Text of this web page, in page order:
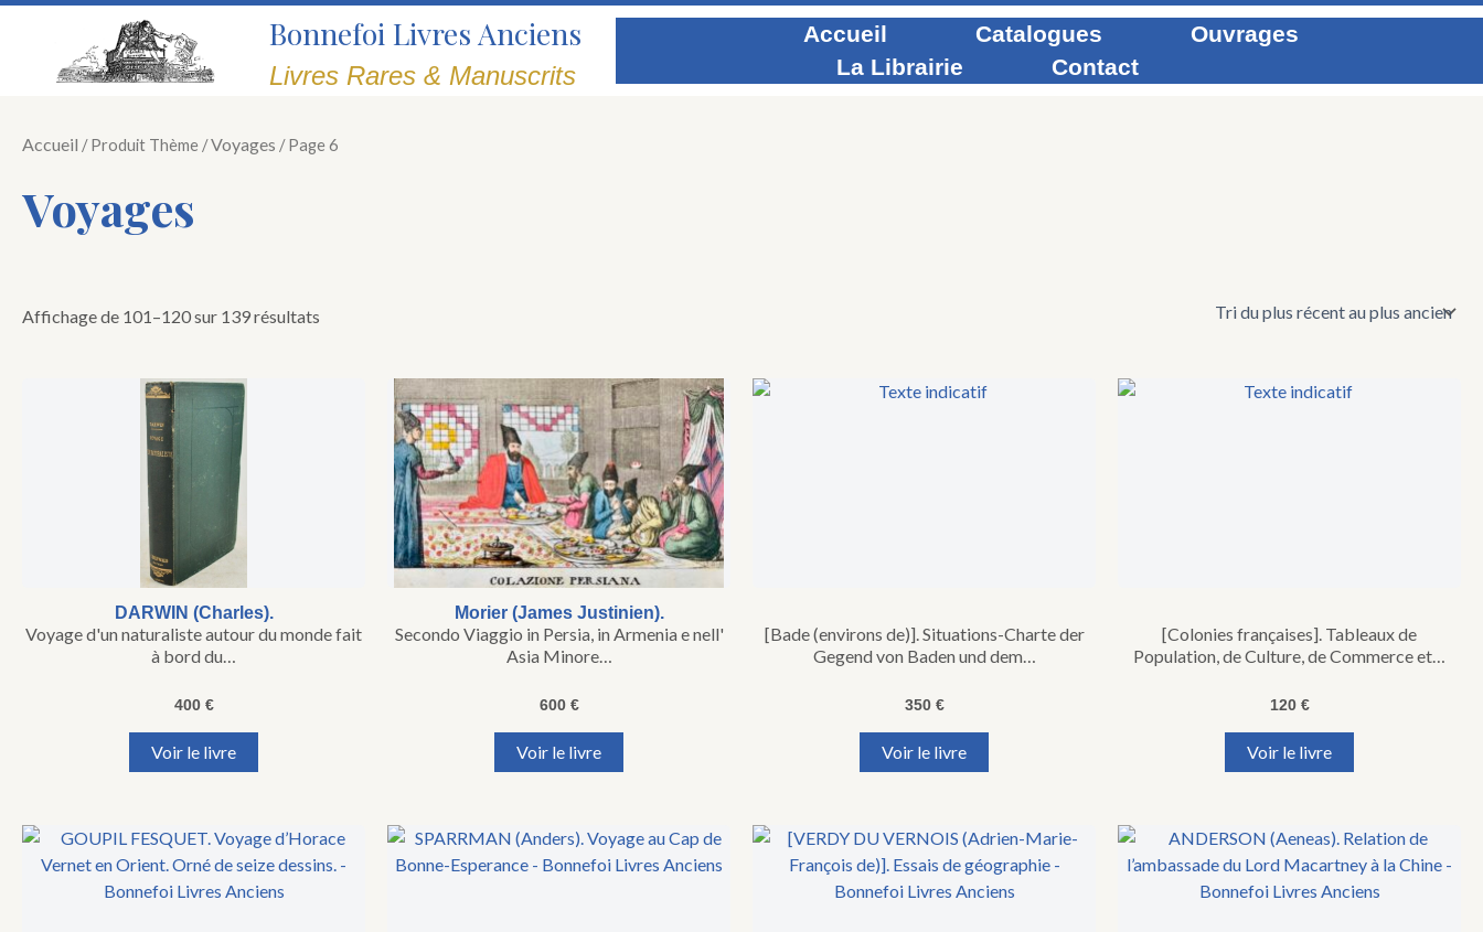
Aller
Bonnefoi Livres Anciens
Livres Rares & Manuscrits
Accueil Catalogues
Ouvrages
La Librairie
Contact
Accueil / Produit Thème /Voyages / Page 6
Voyages
Affichage de 101–120 sur 139 résultats
Trié
du
plus
au
DARWIN (Charles).
Voyage d'un naturaliste autour du monde fait
à bord du…
400 €
Voir le livre
Morier (James Justinien).
Secondo Viaggio in Persia, in Armenia e nell'
Asia Minore…
600 €
Voir le livre
[Bade (environs de)]. Situations-Charte der
Gegend von Baden und dem…
350 €
Voir le livre
[Colonies françaises]. Tableaux de
Population, de Culture, de Commerce et…
120 €
Voir le livre